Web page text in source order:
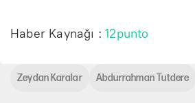
Haber Kaynağı :12punto
Zeydan Karalar Abdurrahman Tutdere